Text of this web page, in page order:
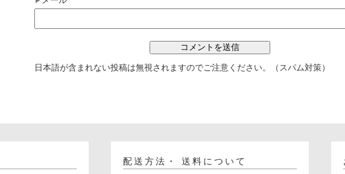
日本語が含まれない投稿は無視されますのでご注意ください。（スパム対策）
配送方法・ 送料について